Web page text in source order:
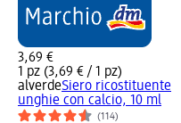
3,69 €
1 pz (3,69 € / 1 pz)
alverdeSiero ricostituente
unghie con calcio, 10 ml
(114)